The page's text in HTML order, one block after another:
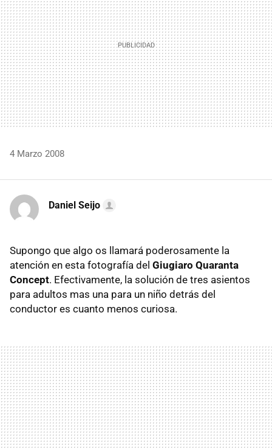
4 Marzo 2008
Daniel Seijo
Supongo que algo os llamará poderosamente la
atención en esta fotografía del Giugiaro Quaranta
Concept. Efectivamente, la solución de tres asientos
para adultos mas una para un niño detrás del
conductor es cuanto menos curiosa.